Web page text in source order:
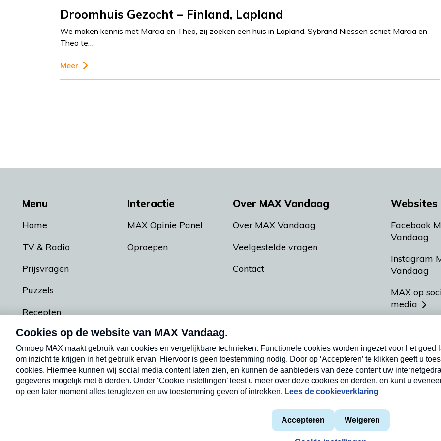
Droomhuis Gezocht – Finland, Lapland
We maken kennis met Marcia en Theo, zij zoeken een huis in Lapland. Sybrand Niessen schiet Marcia en
Theo te…
Meer
Menu
Home
TV & Radio
Prijsvragen
Puzzels
Recepten
Podcasts
Interactie
MAX Opinie Panel
Oproepen
Over MAX Vandaag
Over MAX Vandaag
Veelgestelde vragen
Contact
Websites
Facebook
Vandaag
Instagram
Vandaag
MAX op
media
Meldpunt
Heel
Privacyverklaring
Cookieverklaring